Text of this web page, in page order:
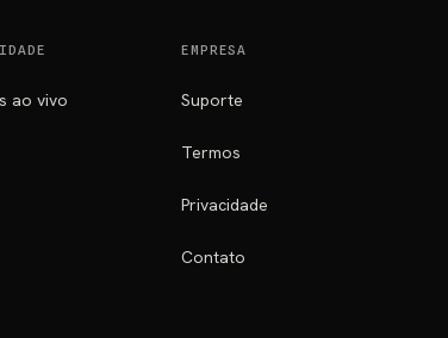
ao vivo
EMPRESA
Suporte
Termos
Privacidade
Contato